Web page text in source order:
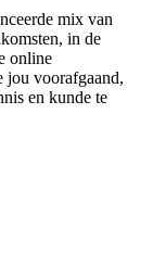
mix van
in de
online
jou voorafgaand,
en kunde te